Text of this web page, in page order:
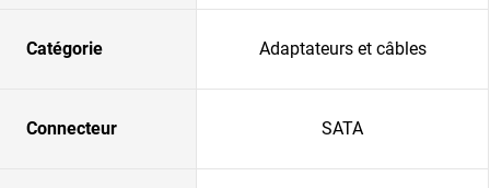
Catégorie Adaptateurs et câbles
Connecteur SATA